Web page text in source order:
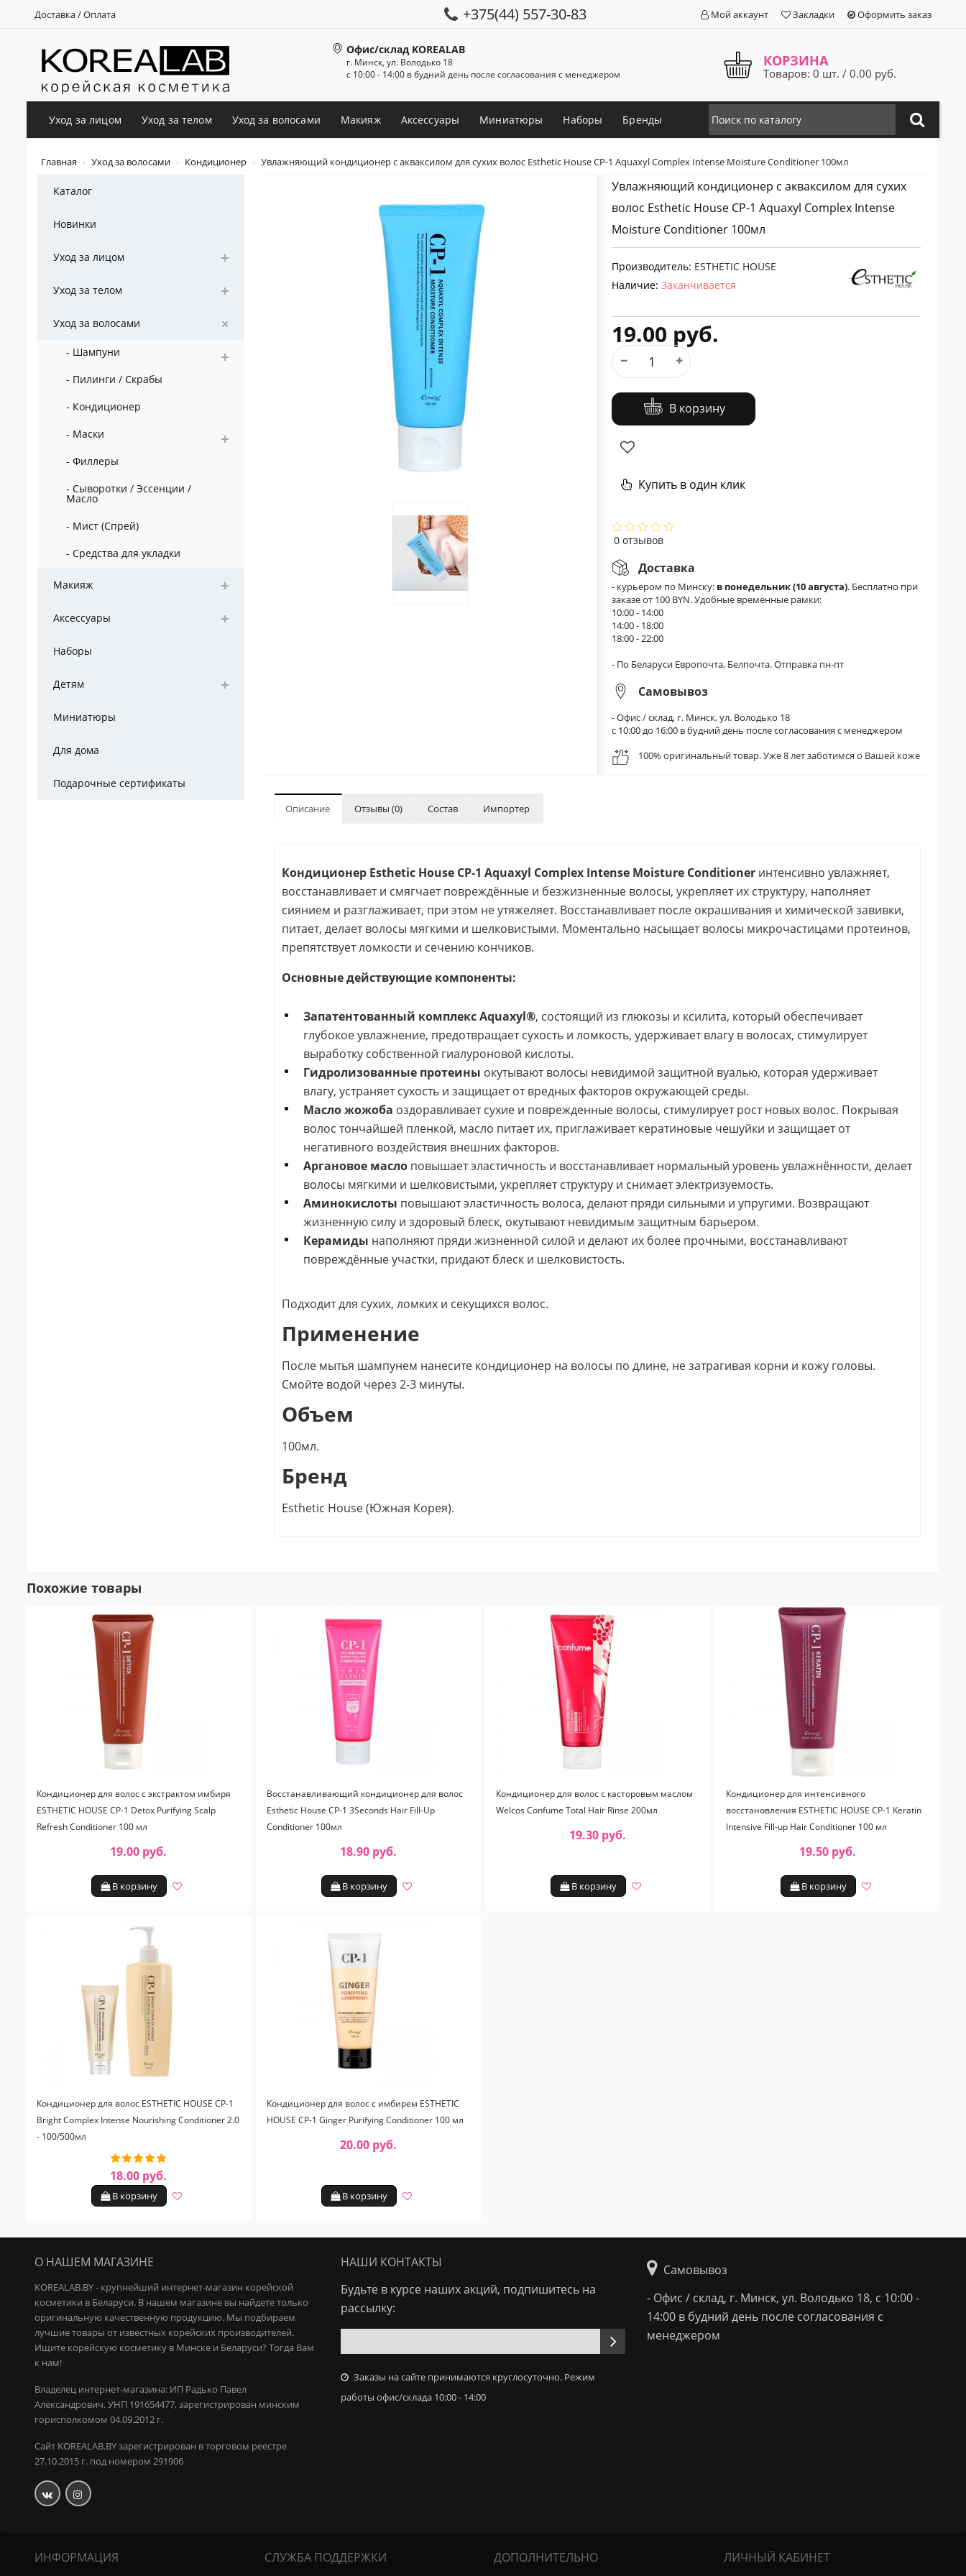
Доставка / Оплата +375(44) 557-30-83 Мой аккаунт Закладки Оформить заказ
Офис/склад KOREALAB
г. Минск, ул. Володько 18
с 10:00 - 14:00 в будний день после согласования с менеджером
КОРЗИНА
Товаров: 0 шт. / 0.00 руб.
Уход за лицом Уход за телом Уход за волосами Макияж Аксессуары Миниатюры Наборы Бренды
Главная Уход за волосами Кондиционер Увлажняющий кондиционер с акваксилом для сухих волос Esthetic House CP-1 Aquaxyl Complex Intense Moisture Conditioner 100мл
Каталог
Новинки
Уход за лицом
Уход за телом
Уход за волосами
- Шампуни
- Пилинги / Скрабы
- Кондиционер
- Маски
- Филлеры
- Сыворотки / Эссенции /
Масло
- Мист (Спрей)
- Средства для укладки
Макияж
Аксессуары
Наборы
Детям
Миниатюры
Для дома
Подарочные сертификаты
Увлажняющий кондиционер с акваксилом для сухих
волос Esthetic House CP-1 Aquaxyl Complex Intense
Moisture Conditioner 100мл
Производитель: ESTHETIC HOUSE
Наличие: Заканчивается
19.00 руб.
В корзину
Купить в один клик
0 отзывов
Доставка
- курьером по Минску: в понедельник (10 августа). Бесплатно при
заказе от 100 BYN. Удобные временные рамки:
10:00 - 14:00
14:00 - 18:00
18:00 - 22:00
- По Беларуси Европочта, Белпочта. Отправка пн-пт
Самовывоз
- Офис / склад, г. Минск, ул. Володько 18
с 10:00 до 16:00 в будний день после согласования с менеджером
100% оригинальный товар. Уже 8 лет заботимся о Вашей коже
Описание Отзывы (0) Состав Импортер
Кондиционер Esthetic House CP-1 Aquaxyl Complex Intense Moisture Conditionerинтенсивно увлажняет,
восстанавливает и смягчает повреждённые и безжизненные волосы, укрепляет их структуру, наполняет
сиянием и разглаживает, при этом не утяжеляет. Восстанавливает после окрашивания и химической завивки,
питает, делает волосы мягкими и шелковистыми. Моментально насыщает волосы микрочастицами протеинов,
препятствует ломкости и сечению кончиков.
Основные действующие компоненты:
Запатентованный комплекс Aquaxyl®, состоящий из глюкозы и ксилита, который обеспечивает
глубокое увлажнение, предотвращает сухость и ломкость, удерживает влагу в волосах, стимулирует
выработку собственной гиалуроновой кислоты.
Гидролизованные протеины окутывают волосы невидимой защитной вуалью, которая удерживает
влагу, устраняет сухость и защищает от вредных факторов окружающей среды.
Масло жожоба оздоравливает сухие и поврежденные волосы, стимулирует рост новых волос. Покрывая
волос тончайшей пленкой, масло питает их, приглаживает кератиновые чешуйки и защищает от
негативного воздействия внешних факторов.
Аргановое маслоповышает эластичность и восстанавливает нормальный уровень увлажнённости, делает
волосы мягкими и шелковистыми, укрепляет структуру и снимает электризуемость.
Аминокислоты повышают эластичность волоса, делают пряди сильными и упругими. Возвращают
жизненную силу и здоровый блеск, окутывают невидимым защитным барьером.
Керамиды наполняют пряди жизненной силой и делают их более прочными, восстанавливают
повреждённые участки, придают блеск и шелковистость.
Подходит для сухих, ломких и секущихся волос.
Применение
После мытья шампунем нанесите кондиционер на волосы по длине, не затрагивая корни и кожу головы.
Смойте водой через 2-3 минуты.
Объем
100мл.
Бренд
Esthetic House (Южная Корея).
Похожие товары
Кондиционер для волос с экстрактом имбиря
ESTHETIC HOUSE CP-1 Detox Purifying Scalp
Refresh Conditioner 100 мл
19.00 руб.
В корзину
Восстанавливающий кондиционер для волос
Esthetic House CP-1 3Seconds Hair Fill-Up
Conditioner 100мл
18.90 руб.
В корзину
Кондиционер для волос c касторовым маслом
Welcos Confume Total Hair Rinse 200мл
19.30 руб.
В корзину
Кондиционер для интенсивного
восстановления ESTHETIC HOUSE CP-1 Keratin
Intensive Fill-up Hair Conditioner 100 мл
19.50 руб.
В корзину
Кондиционер для волос ESTHETIC HOUSE CP-1
Bright Complex Intense Nourishing Conditioner 2.0
- 100/500мл
18.00 руб.
В корзину
Кондиционер для волос с имбирем ESTHETIC
HOUSE CP-1 Ginger Purifying Conditioner 100 мл
20.00 руб.
В корзину
О НАШЕМ МАГАЗИНЕ
KOREALAB.BY - крупнейший интернет-магазин корейской
косметики в Беларуси. В нашем магазине вы найдете только
оригинальную качественную продукцию. Мы подбираем
лучшие товары от известных корейских производителей.
Ищите корейскую косметику в Минске и Беларуси? Тогда Вам
к нам!
Владелец интернет-магазина: ИП Радько Павел
Александрович.УНП 191654477, зарегистрирован минским
горисполкомом 04.09.2012 г.
Сайт KOREALAB.BY зарегистрирован в торговом реестре
27.10.2015 г. под номером 291906
НАШИ КОНТАКТЫ
Будьте в курсе наших акций, подпишитесь на
рассылку:
Заказы на сайте принимаются круглосуточно. Режим
работы офис/склада 10:00 - 14:00
Самовывоз
- Офис / склад, г. Минск, ул. Володько 18, с 10:00 -
14:00 в будний день после согласования с
менеджером
ИНФОРМАЦИЯ СЛУЖБА ПОДДЕРЖКИ ДОПОЛНИТЕЛЬНО ЛИЧНЫЙ КАБИНЕТ